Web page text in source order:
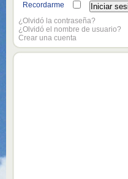
Recordarme
¿Olvidó la contraseña?
¿Olvidó el nombre de usuario?
Crear una cuenta